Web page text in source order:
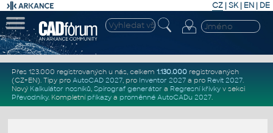
CZ | SK| EN | DE
Přes 123.000 registrovaných u nás, celkem 1.130.000registrovaných
(CZ+EN). Tipy pro AutoCAD 2027, pro Inventor 2027a pro Revit 2027.
Nový Kalkulátor nosníků, Spirograf generátor a Regresní křivkyv sekci
Převodníky. Kompletní příkazya proměnné AutoCADu 2027.